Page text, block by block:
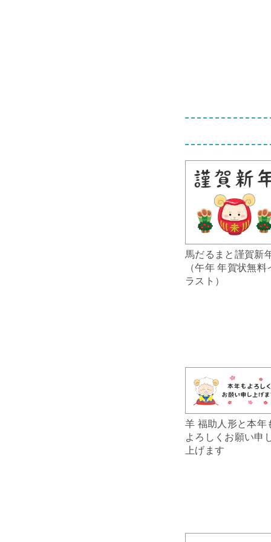
馬だるまと謹賀新
（午年 年賀状無料
ラスト）
羊 福助人形と本年
よろしくお願い申
上げます